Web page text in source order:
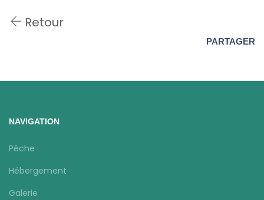
Retour
PARTAGER
NAVIGATION
Pêche
Hébergement
Galerie